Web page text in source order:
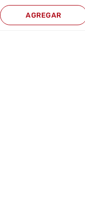
AGREGAR